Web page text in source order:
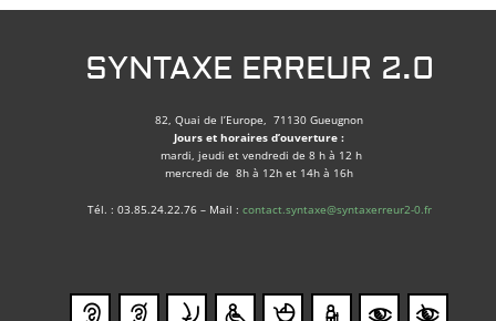
SYNTAXE ERREUR 2.0
82, Quai de l’Europe, 71130 Gueugnon
Jours et horaires d’ouverture :
mardi, jeudi et vendredi de 8 h à 12 h
mercredi de 8h à 12h et 14h à 16h
Tél. : 03.85.24.22.76 – Mail : contact.syntaxe@syntaxerreur2-0.fr